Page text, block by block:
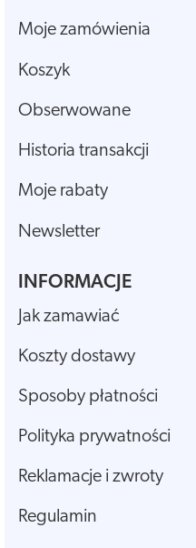
Moje zamówienia
Koszyk
Obserwowane
Historia transakcji
Moje rabaty
Newsletter
INFORMACJE
Jak zamawiać
Koszty dostawy
Sposoby płatności
Polityka prywatności
Reklamacje i zwroty
Regulamin